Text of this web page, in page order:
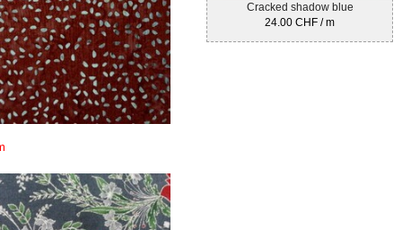
Cracked shadow blue
24.00 CHF / m